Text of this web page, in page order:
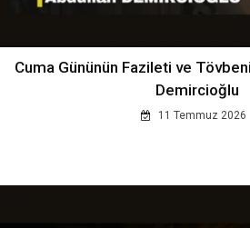
Cuma Gününün Fazileti ve
Demircioğlu
11 Temmuz 2026